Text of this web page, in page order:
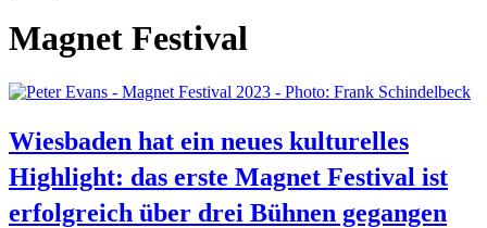
Magnet Festival
Wiesbaden hat ein neues kulturelles
Highlight: das erste Magnet Festival ist
erfolgreich über drei Bühnen gegangen